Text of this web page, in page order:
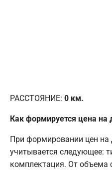
РАССТОЯНИЕ: 0 км.
Как формируется цена на
При формировании цен на
учитывается следующее:
комплектация. От объема